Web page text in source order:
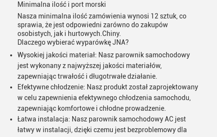
Minimalna ilość i port morski
Nasza minimalna ilość zamówienia wynosi 12 sztuk, co
sprawia, że jest odpowiedni zarówno do zakupów
osobistych, jak i hurtowych.Chiny.
Dlaczego wybierać wyparówkę JNA?
Wysokiej jakości materiał: Nasz parownik samochodowy
jest wykonany z najwyższej jakości materiałów,
zapewniając trwałość i długotrwałe działanie.
Efektywne chłodzenie: Nasz produkt został zaprojektowany
w celu zapewnienia efektywnego chłodzenia samochodu,
zapewniając komfortowe i chłodne prowadzenie.
Łatwa instalacja: Nasz parownik samochodowy AC jest
łatwy w instalacji, dzięki czemu jest bezproblemowy dla